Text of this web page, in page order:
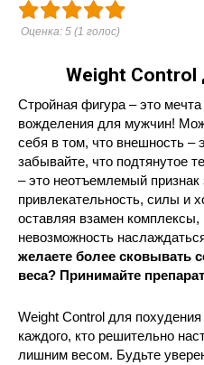
Оценка: 5 (1 голос)
Weight Control
Стройная фигура – это
вожделения для мужчин!
себя в том, что внешность –
забывайте, что подтянутое
– это неотъемлемый
привлекательность, силы и
оставляя взамен
невозможность
желаете более сковывать
веса? Принимайте
Weight Control для
каждого, кто решительно
лишним весом. Будьте